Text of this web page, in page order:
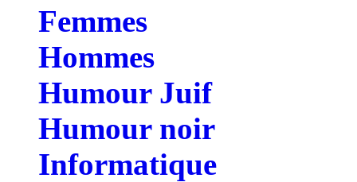
Femmes
Hommes
Humour Juif
Humour noir
Informatique